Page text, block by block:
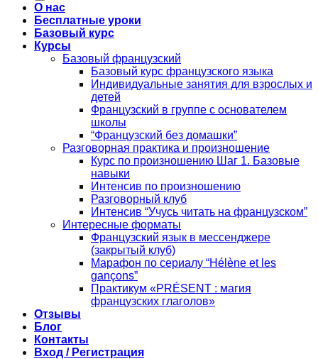
О нас
Бесплатные уроки
Базовый курс
Курсы
Базовый французский
Базовый курс французского языка
Индивидуальные занятия для взрослых и
детей
Французский в группе с основателем
школы
“Французский без домашки”
Разговорная практика и произношение
Курс по произношению Шаг 1. Базовые
навыки
Интенсив по произношению
Разговорный клуб
Интенсив “Учусь читать на французском”
Интересные форматы
Французский язык в мессенджере
(закрытый клуб)
Марафон по сериалу “Hélène et les
gançons”
Практикум «PRÉSENT : магия
французских глаголов»
Отзывы
Блог
Контакты
Вход / Регистрация